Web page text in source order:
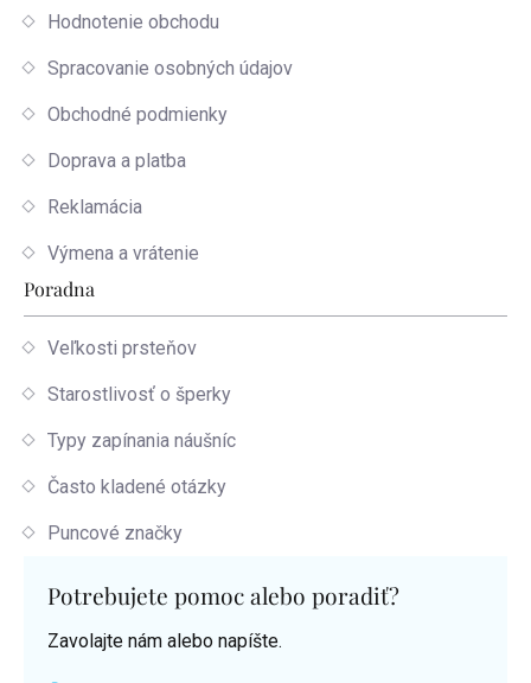
Hodnotenie obchodu
Spracovanie osobných údajov
Obchodné podmienky
Doprava a platba
Reklamácia
Výmena a vrátenie
Poradna
Veľkosti prsteňov
Starostlivosť o šperky
Typy zapínania náušníc
Často kladené otázky
Puncové značky
Potrebujete pomoc alebo poradiť?
Zavolajte nám alebo napíšte.